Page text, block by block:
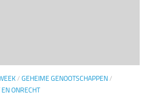
/ GEHEIME GENOOTSCHAPPEN/
EN ONRECHT